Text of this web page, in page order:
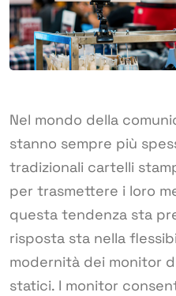
Nel mondo della
stanno sempre più
tradizionali cartelli
per trasmettere i loro
questa tendenza sta
risposta sta nella
modernità dei monitor
statici. I monitor